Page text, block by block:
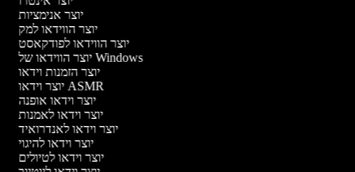
יוצר אנימציות
יוצר הווידאו למק
יוצר הווידאו לפודקאסט
יוצר הווידאו של Windows
יוצר הזמנות וידאו
יוצר וידאו ASMR
יוצר וידאו אופנה
יוצר וידאו לאמנות
יוצר וידאו לאנדרואיד
יוצר וידאו להיגוי
יוצר וידאו לטיולים